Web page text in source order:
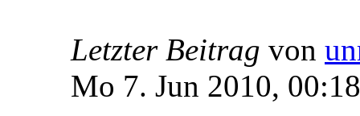
Letzter Beitrag von
Mo 7. Jun 2010, 00:18